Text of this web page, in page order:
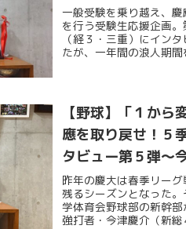
一般受験を乗り越え、
を行う受験生応援企画
（経３・三重）にイン
たが、一年間の浪人期
【野球】「１か
應を取り戻せ！５
タビュー第５弾～
昨年の慶大は春季リー
残るシーズンとなった
学体育会野球部の新幹
強打者・今津慶介（新